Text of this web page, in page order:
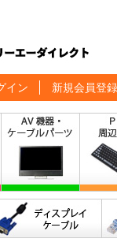
イン 新規会員登録